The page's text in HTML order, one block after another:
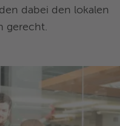
dabei den lokalen
gerecht.